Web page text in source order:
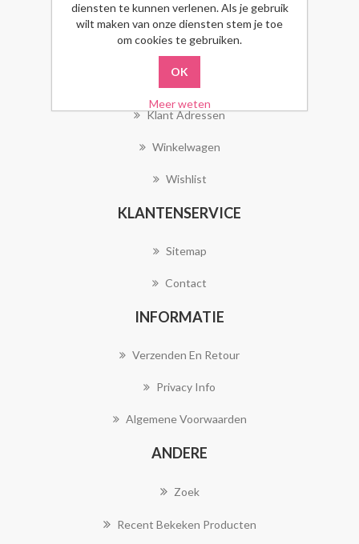
MIJN ACCOUNT
Klant Adressen
Winkelwagen
Wishlist
KLANTENSERVICE
Sitemap
Contact
INFORMATIE
Verzenden En Retour
Privacy Info
Algemene Voorwaarden
ANDERE
Zoek
Recent Bekeken Producten
diensten te kunnen verlenen. Als je gebruik
wilt maken van onze diensten stem je toe
om cookies te gebruiken.
Meer weten